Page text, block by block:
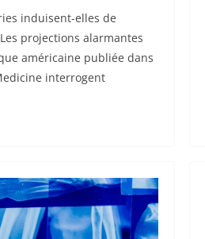
induisent-elles de
projections alarmantes
américaine publiée dans
interrogent